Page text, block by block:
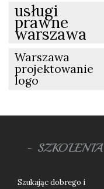
usługi
prawne
warszawa
Warszawa
projektowanie
logo
SZKOLENIA
Szukając dobrego i